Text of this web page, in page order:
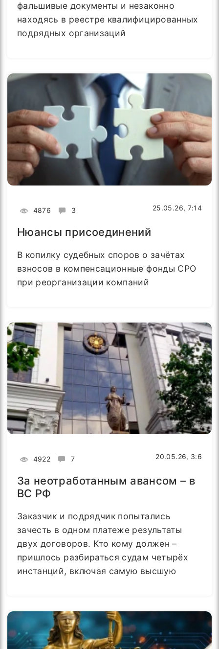
фальшивые документы и незаконно
находясь в реестре квалифицированных
подрядных организаций
4876 3 25.05.26, 7:14
Нюансы присоединений
В копилку судебных споров о зачётах
взносов в компенсационные фонды СРО
при реорганизации компаний
4922 7 20.05.26, 3:6
За неотработанным авансом – в
ВС РФ
Заказчик и подрядчик попытались
зачесть в одном платеже результаты
двух договоров. Кто кому должен –
пришлось разбираться судам четырёх
инстанций, включая самую высшую